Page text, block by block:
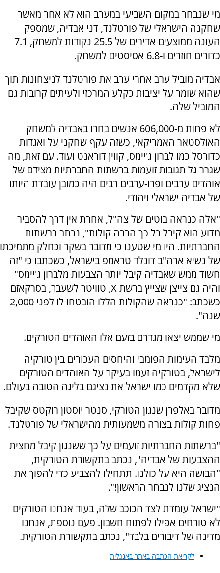
מי שנבחר במקום השביעי במערב הוא לא אחר מאשר
שחקנה הישראלי של פורטלנד, דני אבדיה, שמספק
העונה ממוצעים אדירים של 25.5 נקודות למשחק, 7.1
כדורים חוזרים ו-6.8 אסיסטים למשחק.
אבדיה מוביל ערב אחרי ערב את פורטלנד לניצחונות תוך
שהוא שומר על יציבות כקלע המרכזי ולעיתים קרובות גם
המוביל שלה.
לא פחות מ-606,000 אנשים בחרו באבדיה למשחק
האולסטאר האמריקאי, כשזה עקף שחקני על ואגדות
כדורסל כמו לברון ג'יימס, קווין דוראנט ועוד. עם זאת, מה
שגרר גל תגובות זועמות ברשתות החברתיות מצידם של
אוהדים ערבים ופרו-ערבים רבים היה כמובן עובדת היותו
של אבדיה ישראלי ויהודי.
"אלה כנראה בוטים של צה"ל, אחרת אין דרך להסביר
מדוע הוא קיבל כל כך הרבה קולות", נכתב ברשתות
החברתיות. היו מי שטענו כי מדובר בשקר וכחלק מתמיכתו
של נשיא ארה"ב דונלד טראמפ בישראל, כשכתבו כי "זה
חשוד ממש שאבדיה קיבל יותר הצבעות מלברון ג'יימס"
והיה גם צייצן שצייץ ברשת X, טוויטר לשעבר, בסרקאזם
כשכתב: "כנראה שהקולות הללו הובטחו לו לפני 2,000
שנה".
מי שממש יצאו מגדרם בזעם אלו האוהדים הטורקים.
מלבד העימות הפומבי והיחסים העכורים בין טורקיה
לישראל, בטורקיה זעמו בעיקר על האוהדים הטורקים
שלא מקדמים כמו ישראל את נציגם בליגה הטובה בעולם.
מדובר באלפרן שנגון הטורקי, סנטר יוסטון רוקטס שקיבל
פחות קולות בצורה משמעותית מהישראלי של פורטלנד.
"ברשתות החברתיות זועמים על כך ששנגון קיבל מחצית
ההצבעות של אבדיה", נכתב בתקשורת הטורקית,
"הבושה היא על כולנו. תתחילו להצביע כדי להפוך את
הנציג שלנו לנבחר הראשון!".
"ישראל עומדת לצד הכוכב שלה, בעוד אנחנו הטורקים
לא טורחים אפילו לפתוח חשבון. פעם נוספת, אנחנו
מדינה של דיבורים בלבד", נכתב בתקשורת הטורקית.
לקריאת הכתבה באתר באנגלית